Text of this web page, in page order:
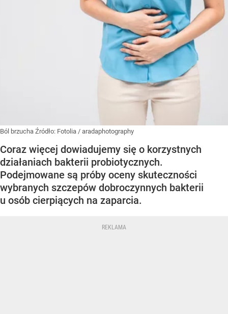
Ból brzucha Źródło: Fotolia / aradaphotography
Coraz więcej dowiadujemy się o korzystnych
działaniach bakterii probiotycznych.
Podejmowane są próby oceny skuteczności
wybranych szczepów dobroczynnych bakterii
u osób cierpiących na zaparcia.